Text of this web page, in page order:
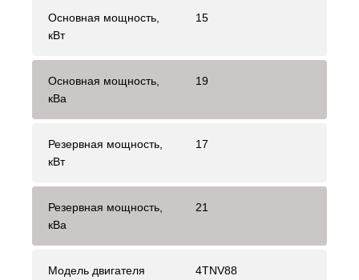
Основная мощность,
кВт
15
Основная мощность,
кВа
19
Резервная мощность,
кВт
17
Резервная мощность,
кВа
21
Модель двигателя 4TNV88